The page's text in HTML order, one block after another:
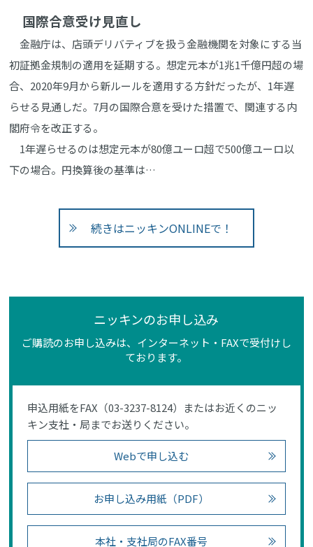
国際合意受け見直し
金融庁は、店頭デリバティブを扱う金融機関を対象にする当
初証拠金規制の適用を延期する。想定元本が1兆1千億円超の場
合、2020年9月から新ルールを適用する方針だったが、1年遅
らせる見通しだ。7月の国際合意を受けた措置で、関連する内
閣府令を改正する。
1年遅らせるのは想定元本が80億ユーロ超で500億ユーロ以
下の場合。円換算後の基準は…
続きはニッキンONLINEで！
ニッキンのお申し込み
ご購読のお申し込みは、インターネット・FAXで受付けし
ております。
申込用紙をFAX（03-3237-8124）またはお近くのニッ
キン支社・局までお送りください。
Webで申し込む
お申し込み用紙（PDF）
本社・支社局のFAX番号